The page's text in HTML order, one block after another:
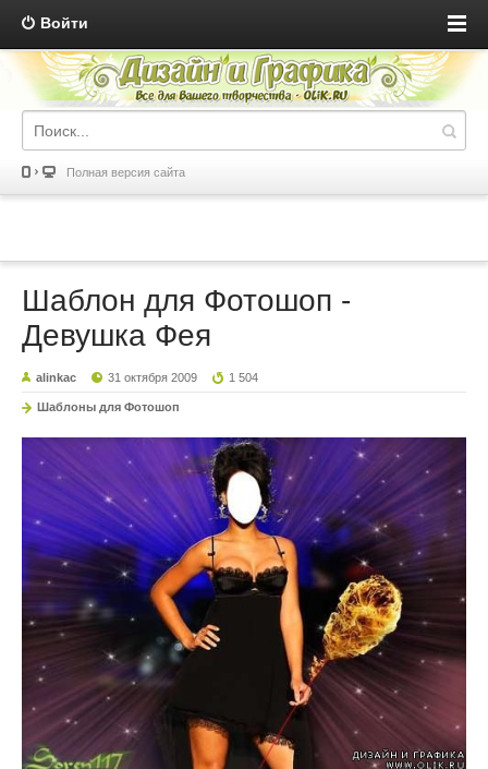
Войти
Полная версия сайта
Шаблон для Фотошоп -
Девушка Фея
alinkac 31 октября 2009 1 504
Шаблоны для Фотошоп